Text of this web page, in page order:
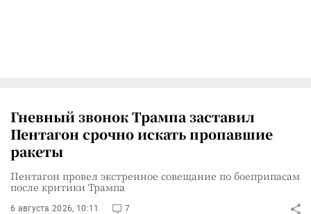
Гневный звонок Трампа заставил
Пентагон срочно искать пропавшие
ракеты
Пентагон провел экстренное совещание по боеприпасам
после критики Трампа
6 августа 2026, 10:11 7